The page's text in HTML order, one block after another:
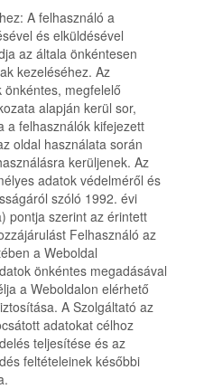
A felhasználó a
és elküldésével
az általa önkéntesen
kezeléséhez. Az
megfelelő
alapján kerül sor,
a felhasználók kifejezett
oldal használata során
kerüljenek. Az
adatok védelméről és
szóló 1992. évi
pontja szerint az érintett
Felhasználó az
a Weboldal
önkéntes megadásával
a Weboldalon elérhető
A Szolgáltató az
adatokat célhoz
teljesítése és az
feltételeinek későbbi